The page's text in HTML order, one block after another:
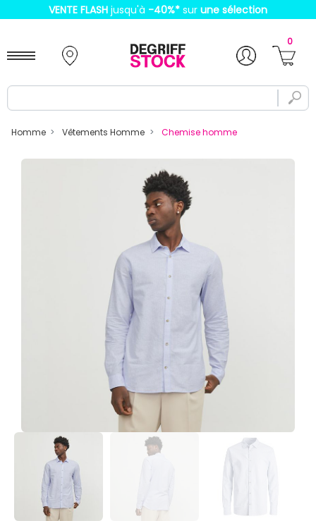
VENTE FLASH jusqu'à -40%* sur une sélection
0
Homme Vêtements Homme Chemise homme